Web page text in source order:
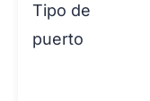
Tipo de
puerto